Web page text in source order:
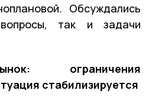
Обсуждались
так и задачи
ограничения
стабилизируется